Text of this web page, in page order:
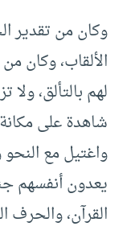
وكان من تقدير
الألقاب، وكان
لهم بالتألق،
شاهدة على
واغتيل مع النحو
يعدون أنفسهم
القرآن، والحرف